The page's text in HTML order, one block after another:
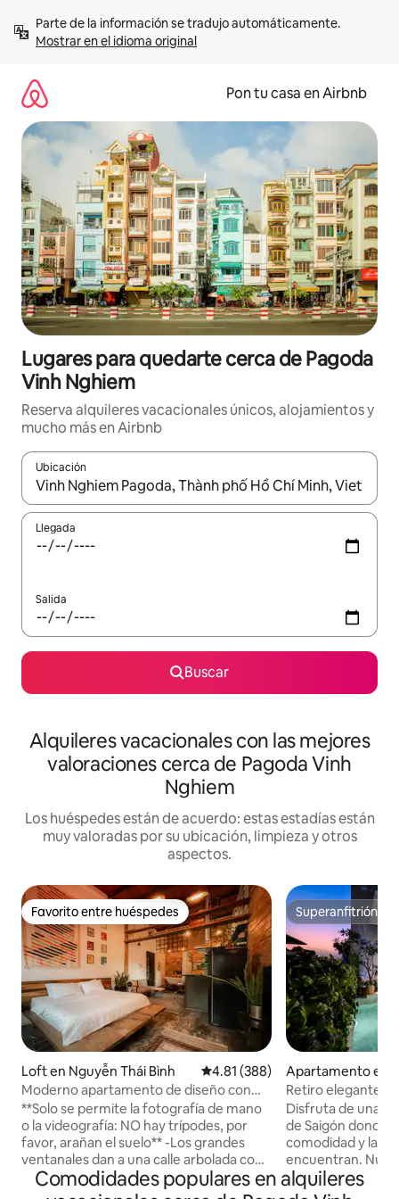
contenidoMostrar en el idioma original
Pon tu casa en Airbnb
Lugares para quedarte cerca de Pagoda
Vinh Nghiem
Reserva alquileres vacacionales únicos, alojamientos y
mucho más en Airbnb
Ubicación
Cuando los resultados estén disponibles, navega con las
Llegada
Salida
Buscar
Alquileres vacacionales con las mejores
valoraciones cerca de Pagoda Vinh
Nghiem
Los huéspedes están de acuerdo: estas estadías están
muy valoradas por su ubicación, limpieza y otros
aspectos.
Favorito entre huéspedes
Favorito entre huéspedes
Loft en Nguyễn Thái Bình Calificación promedio: 4.81 de
4.81 (388)
Moderno apartamento de diseño con
impresionantes detalles retro.
**Solo se permite la fotografía de mano
o la videografía: NO hay trípodes, por
favor, arañan el suelo** -Los grandes
ventanales dan a una calle arbolada con
tamarindo y al otro lado de la
arquitectura de la época colonial
Superanfitrión
Superanfitrión
Apartamento en
Retiro elegante |
con piscina
Disfruta de una
de Saigón donde
comodidad y la
encuentran.
apartamento
piscina privada
Comodidades populares en alquileres